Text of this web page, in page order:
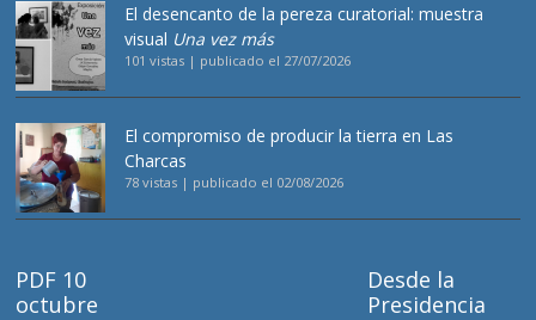
El desencanto de la pereza curatorial: muestra
visual Una vez más
101 vistas | publicado el 27/07/2026
El compromiso de producir la tierra en Las
Charcas
78 vistas | publicado el 02/08/2026
PDF 10
octubre
Desde la
Presidencia